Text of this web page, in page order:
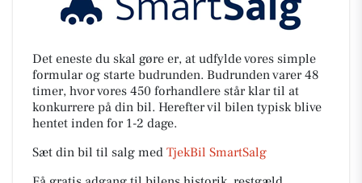
Det eneste du skal gøre er, at udfylde vores simple
formular og starte budrunden. Budrunden varer 48
timer, hvor vores 450 forhandlere står klar til at
konkurrere på din bil. Herefter vil bilen typisk blive
hentet inden for 1-2 dage.
Sæt din bil til salg med TjekBil SmartSalg